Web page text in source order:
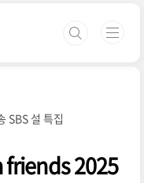
설 특집
friends 2025